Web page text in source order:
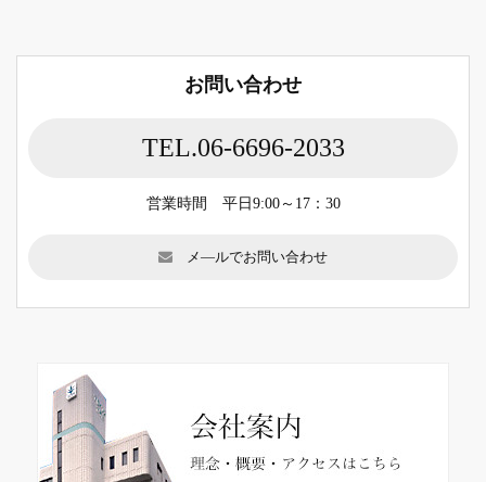
お問い合わせ
TEL.06-6696-2033
営業時間 平日9:00～17：30
メ―ルでお問い合わせ